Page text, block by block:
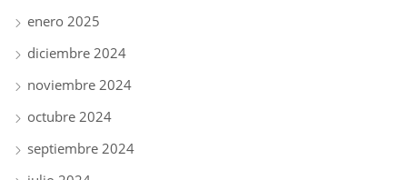
enero 2025
diciembre 2024
noviembre 2024
octubre 2024
septiembre 2024